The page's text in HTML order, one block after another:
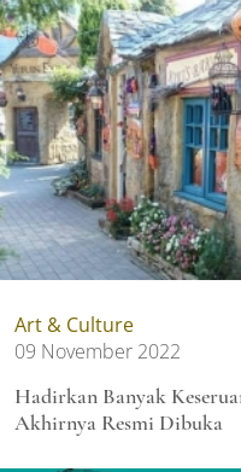
Art & Culture
09 November 2022
Hadirkan Banyak
Akhirnya Resmi Dibuka